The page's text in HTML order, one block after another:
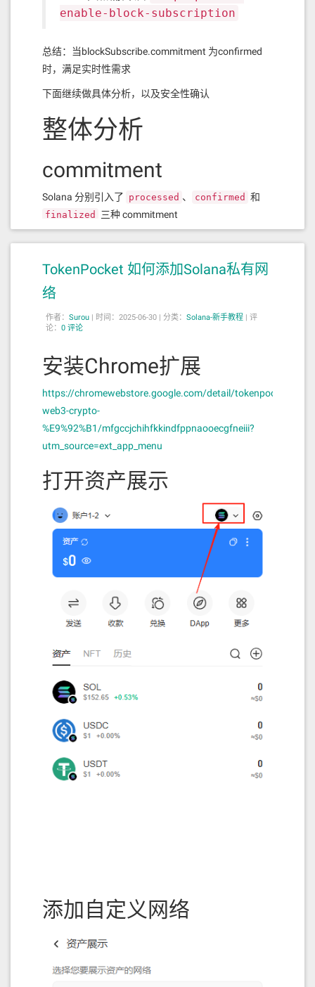
enable-block-subscription
总结：当blockSubscribe.commitment 为confirmed
时，满足实时性需求
下面继续做具体分析，以及安全性确认
整体分析
commitment
Solana 分别引入了 processed 、 confirmed 和
finalized 三种 commitment
状态说明 用途
processed
当前 leader 节点已执
可能被 fork
快速
confirmed
vote）节点已投票确
（如果 fork
全且
finalized
（root slot）
永不回滚
安全分析
confirmed 还可能丢弃？
允许 fork 存在，直到达成“supermajority lockout”：
Leader A 在 slot 100 产出 block1，包含你的交
易 tx1
多数 validator 已投票确认 →
tx1 达到
confirmed
但 Leader B 在 slot 100 提出了 fork block2（没
网络切换了分叉，block2 成为主链，block1 被
最终你会看到 tx1 消失
这种情况虽然 极少发生（除非网络分叉非常激烈），
网络波动严重（多个 validator 未及时同步）
特别是在 devnet/testnet 上更常见
冲突交易竞争激烈（如套利机器人密集交易）
单一Validator
结论：如果整个网络只有一个 validator，交易一旦被
执行（即
，
没有投票机制（自己 vote 自己）
没有 fork、没有分歧
即 finalized
延迟分析
TokenPocket 如何添加Solana私有网
络
作者： Surou | 时间：2025-06-30 | 分类： Solana-新手教程 | 评
论： 0 评论
安装Chrome扩展
https://chromewebstore.google.com/detail/tokenpocket-
web3-crypto-
%E9%92%B1/mfgccjchihfkkindfppnaooecgfneiii?
utm_source=ext_app_menu
打开资产展示
添加自定义网络